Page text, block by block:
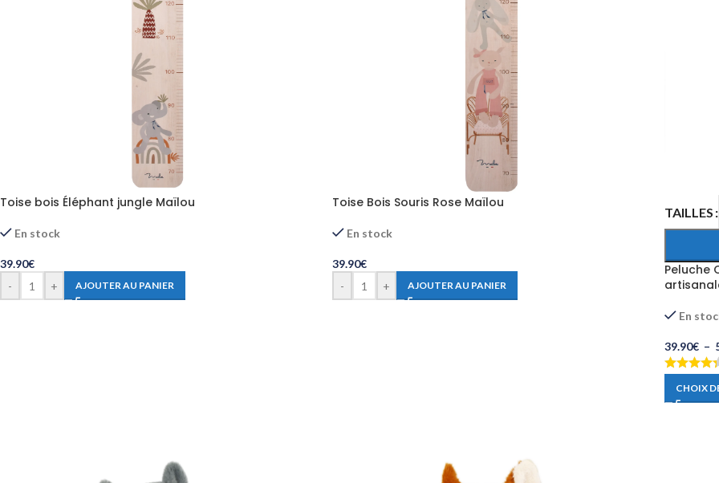
Toise bois Éléphant jungle Maïlou
En stock
39.90€
-
+ AJOUTER AU PANIER
Toise Bois Souris Rose Maïlou
En stock
39.90€
-
+ AJOUTER AU PANIER
TAILLES
Peluche
En
39.90€ –
CHOIX